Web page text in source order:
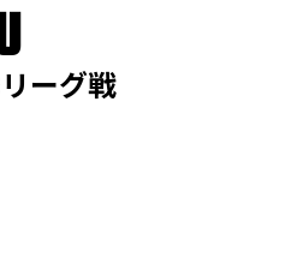
ーグ戦